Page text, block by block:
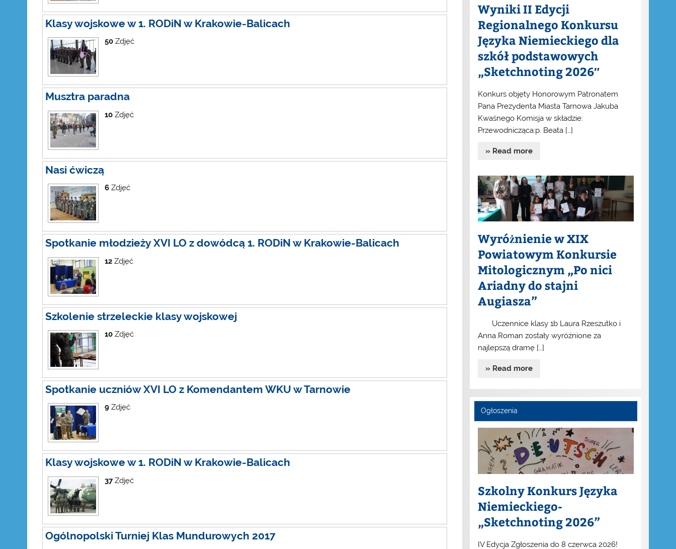
Klasy wojskowe w 1. RODiN w Krakowie-Balicach
50 Zdjęć
Musztra paradna
10 Zdjęć
Nasi ćwiczą
6 Zdjęć
Spotkanie młodzieży XVI LO z dowódcą 1. RODiN w Krakowie-Balicach
12 Zdjęć
Szkolenie strzeleckie klasy wojskowej
10 Zdjęć
Spotkanie uczniów XVI LO z Komendantem WKU w Tarnowie
9 Zdjęć
Klasy wojskowe w 1. RODiN w Krakowie-Balicach
37Zdjęć
Ogólnopolski Turniej Klas Mundurowych 2017
Wyniki II Edycji
Regionalnego Konkursu
Języka Niemieckiego dla
szkół podstawowych
„Sketchnoting 2026″
Konkurs objęty Honorowym Patronatem
Pana Prezydenta Miasta Tarnowa Jakuba
Kwaśnego Komisja w składzie:
Przewodnicząca:p. Beata […]
» Read more
Wyróżnienie w XIX
Powiatowym Konkursie
Mitologicznym „Po nici
Ariadny do stajni
Augiasza”
Uczennice klasy 1b Laura Rzeszutko i
Anna Roman zostały wyróżnione za
najlepszą dramę […]
» Read more
Ogłoszenia
Szkolny Konkurs Języka
Niemieckiego-
„Sketchnoting 2026”
IV Edycja Zgłoszenia do 8 czerwca 2026!